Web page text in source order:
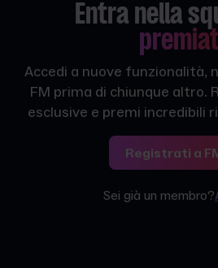
Entra nella
Accedi a nuove funzionalità,
FM prima di chiunque altro.
esclusive e premi incredibili
Registrati a
Sei già un membro?